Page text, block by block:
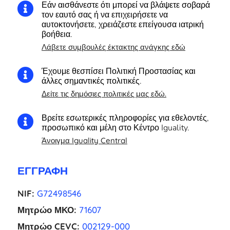

Εάν αισθάνεστε ότι μπορεί να βλάψετε σοβαρά
τον εαυτό σας ή να επιχειρήσετε να
αυτοκτονήσετε, χρειάζεστε επείγουσα ιατρική
βοήθεια.
Λάβετε συμβουλές έκτακτης ανάγκης εδώ

Έχουμε θεσπίσει Πολιτική Προστασίας και
άλλες σημαντικές πολιτικές.
Δείτε τις δημόσιες πολιτικές μας εδώ.

Βρείτε εσωτερικές πληροφορίες για εθελοντές,
προσωπικό και μέλη στο Κέντρο Iguality.
Άνοιγμα Iguality Central
ΕΓΓΡΑΦΉ
NIF: G72498546
Μητρώο ΜΚΟ: 71607
Μητρώο CEVC: 002129-000